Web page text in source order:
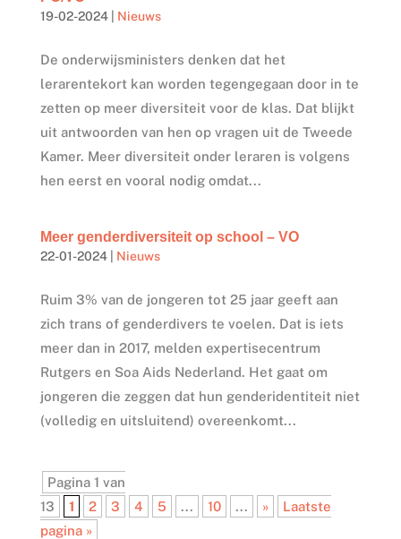
19-02-2024| Nieuws
De onderwijsministers denken dat het
lerarentekort kan worden tegengegaan door in te
zetten op meer diversiteit voor de klas. Dat blijkt
uit antwoorden van hen op vragen uit de Tweede
Kamer. Meer diversiteit onder leraren is volgens
hen eerst en vooral nodig omdat...
Meer genderdiversiteit op school – VO
22-01-2024| Nieuws
Ruim 3% van de jongeren tot 25 jaar geeft aan
zich trans of genderdivers te voelen. Dat is iets
meer dan in 2017, melden expertisecentrum
Rutgers en Soa Aids Nederland. Het gaat om
jongeren die zeggen dat hun genderidentiteit niet
(volledig en uitsluitend) overeenkomt...
Pagina 1 van
13
1 2 3 4 5 ... 10 ... »
Laatste
pagina »